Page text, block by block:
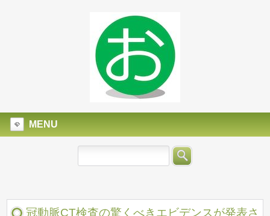
MENU
冠動脈CT検査の驚くべきエビデンスが発表さ